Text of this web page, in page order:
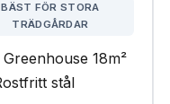
BÄST FÖR STORA
TRÄDGÅRDAR